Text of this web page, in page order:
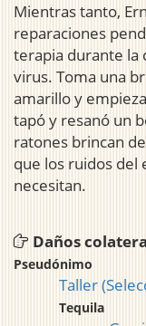
Mientras tanto,
reparaciones
terapia durante la
virus. Toma una
amarillo y
tapó y resanó un
ratones brincan
que los ruidos del
necesitan.
Daños
Pseudónimo
Taller
Tequila